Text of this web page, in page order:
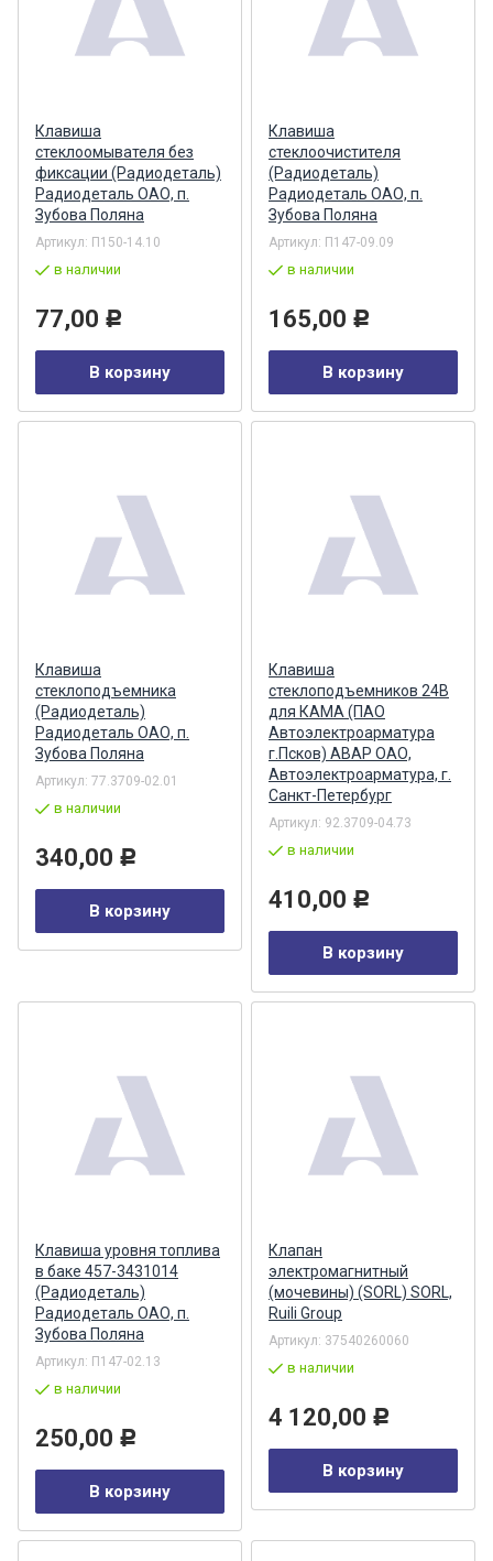
Клавиша
стеклоомывателя без
фиксации (Радиодеталь)
Радиодеталь ОАО, п.
Зубова Поляна
Артикул: П150-14.10
в наличии
77,00 Р
В корзину
Клавиша
стеклоочистителя
(Радиодеталь)
Радиодеталь ОАО, п.
Зубова Поляна
Артикул: П147-09.09
в наличии
165,00 Р
В корзину
Клавиша
стеклоподъемника
(Радиодеталь)
Радиодеталь ОАО, п.
Зубова Поляна
Артикул: 77.3709-02.01
в наличии
340,00 Р
В корзину
Клавиша
стеклоподъемников 24В
для КАМА (ПАО
Автоэлектроарматура
г.Псков) АВАР ОАО,
Автоэлектроарматура, г.
Санкт-Петербург
Артикул: 92.3709-04.73
в наличии
410,00 Р
В корзину
Клавиша уровня топлива
в баке 457-3431014
(Радиодеталь)
Радиодеталь ОАО, п.
Зубова Поляна
Артикул: П147-02.13
в наличии
250,00 Р
В корзину
Клапан
электромагнитный
(мочевины) (SORL) SORL,
Ruili Group
Артикул: 37540260060
в наличии
4 120,00 Р
В корзину